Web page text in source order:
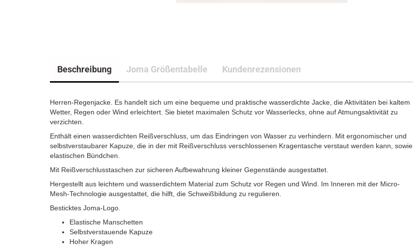
Beschreibung Joma Größentabelle Kundenrezensionen
Herren-Regenjacke. Es handelt sich um eine bequeme und praktische wasserdichte Jacke, die Aktivitäten bei kaltem
Wetter, Regen oder Wind erleichtert. Sie bietet maximalen Schutz vor Wasserlecks, ohne auf Atmungsaktivität zu
verzichten.
Enthält einen wasserdichten Reißverschluss, um das Eindringen von Wasser zu verhindern. Mit ergonomischer und
selbstverstaubarer Kapuze, die in der mit Reißverschluss verschlossenen Kragentasche verstaut werden kann, sowie
elastischen Bündchen.
Mit Reißverschlusstaschen zur sicheren Aufbewahrung kleiner Gegenstände ausgestattet.
Hergestellt aus leichtem und wasserdichtem Material zum Schutz vor Regen und Wind. Im Inneren mit der Micro-
Mesh-Technologie ausgestattet, die hilft, die Schweißbildung zu regulieren.
Besticktes Joma-Logo.
Elastische Manschetten
Selbstverstauende Kapuze
Hoher Kragen